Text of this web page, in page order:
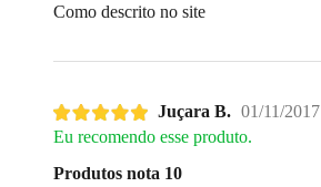
Como descrito no site
Juçara B. 01/11/2017
Eu recomendo esse produto.
Produtos nota 10